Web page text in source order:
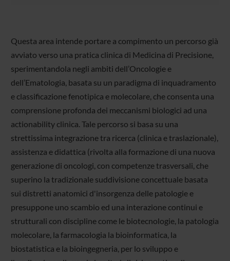
Questa area intende portare a compimento un percorso già
avviato verso una pratica clinica di Medicina di Precisione,
sperimentandola negli ambiti dell’Oncologie e
dell’Ematologia, basata su un paradigma di inquadramento
e classificazione fenotipica e molecolare, che consenta una
comprensione profonda dei meccanismi biologici ad una
actionability clinica. Tale percorso si basa su una
strettissima integrazione tra ricerca (clinica e traslazionale),
assistenza e didattica (rivolta alla formazione di una nuova
generazione di oncologi, con competenze trasversali, che
superino la tradizionale suddivisione concettuale basata
sui distretti anatomici d'insorgenza delle patologie e
presuppone uno scambio ed una interazione continui e
strutturali con discipline come le biotecnologie, la patologia
molecolare, la farmacologia la bioinformatica, la
biostatistica e la bioingegneria, per lo sviluppo e